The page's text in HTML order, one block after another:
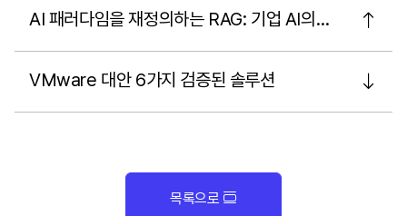
AI 패러다임을 재정의하는 RAG: 기업 AI의
핵심으로 부상
VMware 대안 6가지 검증된 솔루션
목록으로